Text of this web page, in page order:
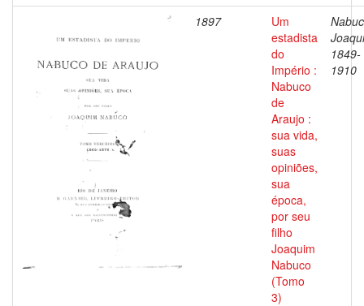
1897
Um
estadista
do
Império :
Nabuco
de
Araujo :
sua vida,
suas
opiniões,
sua
época,
por seu
filho
Joaquim
Nabuco
(Tomo
3)
1849-
1910